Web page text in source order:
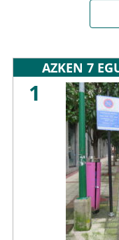
AZKEN 7
1